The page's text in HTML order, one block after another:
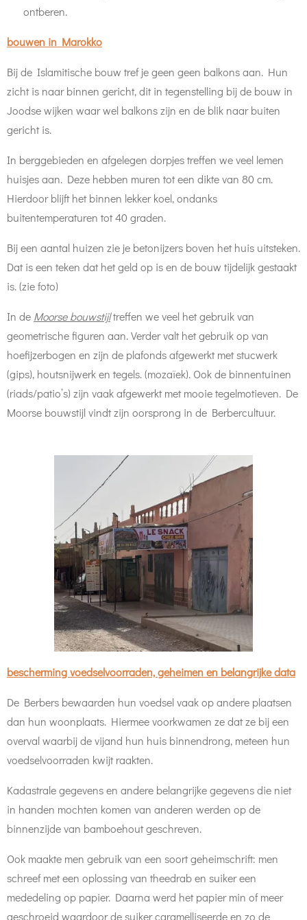
ontberen.
bouwen in Marokko
Bij de Islamitische bouw tref je geen geen balkons aan. Hun
zicht is naar binnen gericht, dit in tegenstelling bij de bouw in
Joodse wijken waar wel balkons zijn en de blik naar buiten
gericht is.
In berggebieden en afgelegen dorpjes treffen we veel lemen
huisjes aan. Deze hebben muren tot een dikte van 80 cm.
Hierdoor blijft het binnen lekker koel, ondanks
buitentemperaturen tot 40 graden.
Bij een aantal huizen zie je betonijzers boven het huis uitsteken.
Dat is een teken dat het geld op is en de bouw tijdelijk gestaakt
is. (zie foto)
In de Moorse bouwstijltreffen we veel het gebruik van
geometrische figuren aan. Verder valt het gebruik op van
hoefijzerbogen en zijn de plafonds afgewerkt met stucwerk
(gips), houtsnijwerk en tegels. (mozaïek). Ook de binnentuinen
(riads/patio’s) zijn vaak afgewerkt met mooie tegelmotieven. De
Moorse bouwstijl vindt zijn oorsprong in de Berbercultuur.
bescherming voedselvoorraden, geheimen en belangrijke data
De Berbers bewaarden hun voedsel vaak op andere plaatsen
dan hun woonplaats. Hiermee voorkwamen ze dat ze bij een
overval waarbij de vijand hun huis binnendrong, meteen hun
voedselvoorraden kwijt raakten.
Kadastrale gegevens en andere belangrijke gegevens die niet
in handen mochten komen van anderen werden op de
binnenzijde van bamboehout geschreven.
Ook maakte men gebruik van een soort geheimschrift: men
schreef met een oplossing van theedrab en suiker een
mededeling op papier. Daarna werd het papier min of meer
geschroeid waardoor de suiker caramelliseerde en zo de